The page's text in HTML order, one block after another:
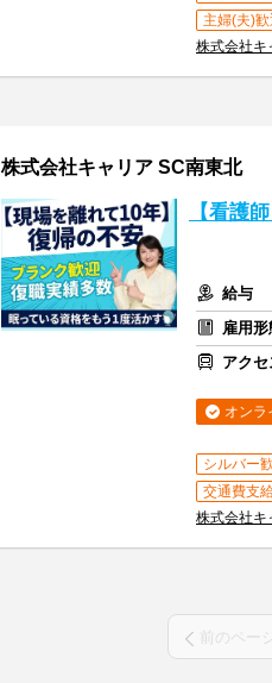
主婦(夫)歓
株式会社キ
株式会社キャリア SC南東北
【看護
給与
雇用形
アクセ
オンラ
シルバー
交通費支
株式会社キ
前のペー